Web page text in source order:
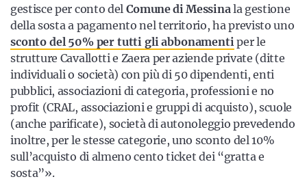
gestisce per conto del Comune di Messinala gestione
della sosta a pagamento nel territorio, ha previsto uno
sconto del 50% per tutti gli abbonamentiper le
strutture Cavallotti e Zaera per aziende private (ditte
individuali o società) con più di 50 dipendenti, enti
pubblici, associazioni di categoria, professioni e no
profit (CRAL, associazioni e gruppi di acquisto), scuole
(anche parificate), società di autonoleggio prevedendo
inoltre, per le stesse categorie, uno sconto del 10%
sull’acquisto di almeno cento ticket dei “gratta e
sosta”».